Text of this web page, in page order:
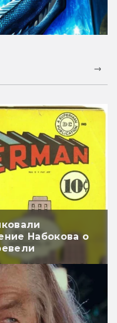
Набокова о